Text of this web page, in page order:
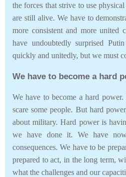
the forces that strive to use
are still alive. We have to
more consistent and more united
have undoubtedly surprised
quickly and unitedly, but we must
We have to become a hard
We have to become a hard
scare some people. But hard
about military. Hard power is
we have done it. We have
consequences. We have to be
prepared to act, in the long term,
what the challenges and our